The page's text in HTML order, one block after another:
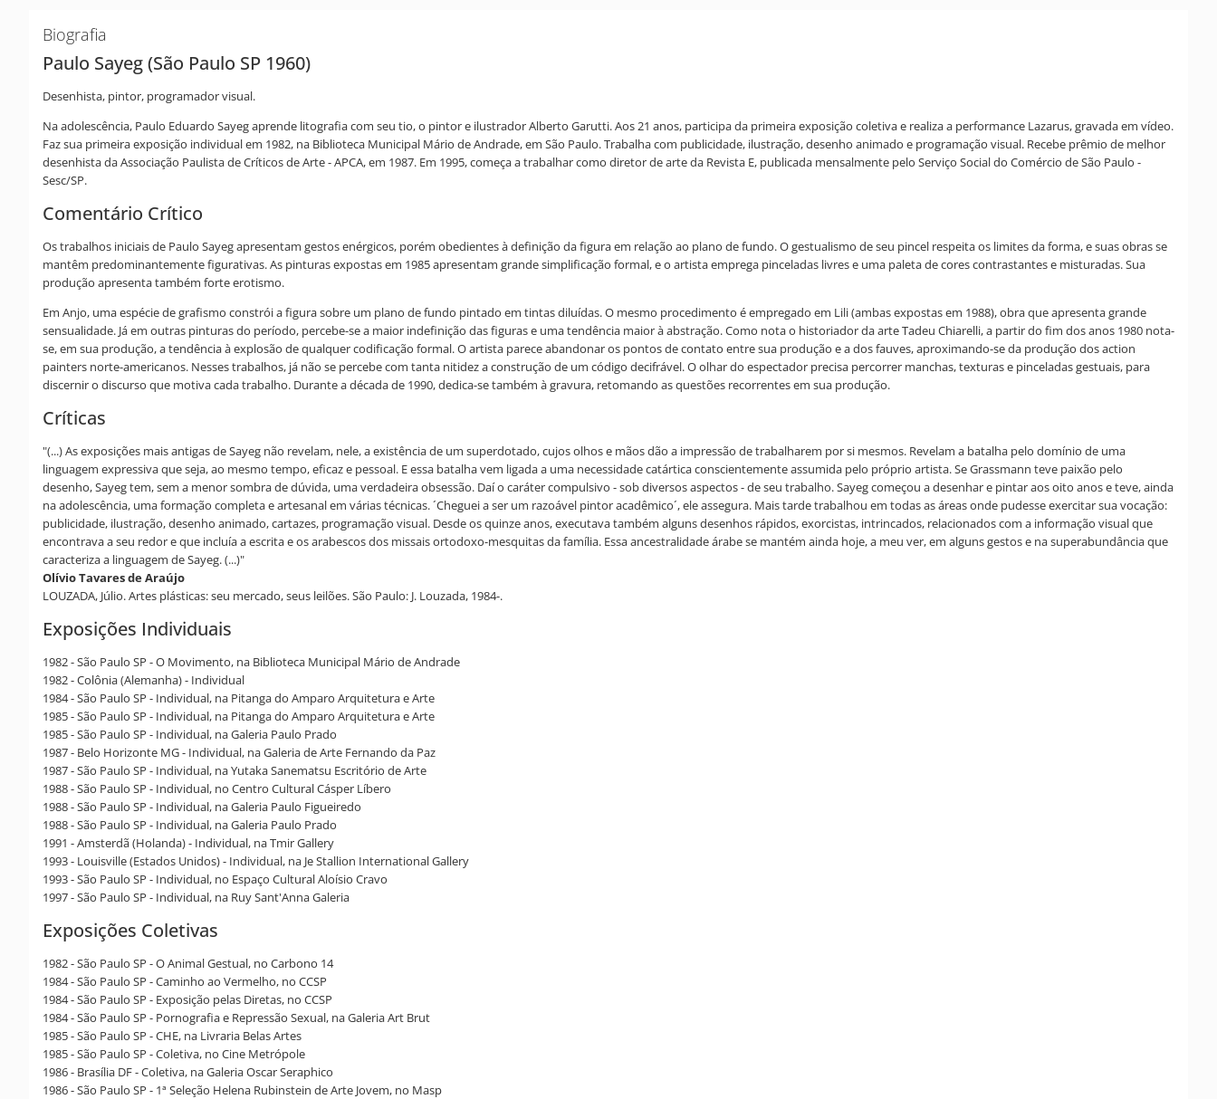
Biografia
Paulo Sayeg (São Paulo SP 1960)
Desenhista, pintor, programador visual.
Na adolescência, Paulo Eduardo Sayeg aprende litografia com seu tio, o pintor e ilustrador Alberto Garutti. Aos 21 anos, participa da primeira exposição coletiva e realiza a performance Lazarus, gravada em vídeo.
Faz sua primeira exposição individual em 1982, na Biblioteca Municipal Mário de Andrade, em São Paulo. Trabalha com publicidade, ilustração, desenho animado e programação visual. Recebe prêmio de melhor
desenhista da Associação Paulista de Críticos de Arte - APCA, em 1987. Em 1995, começa a trabalhar como diretor de arte da Revista E, publicada mensalmente pelo Serviço Social do Comércio de São Paulo -
Sesc/SP.
Comentário Crítico
Os trabalhos iniciais de Paulo Sayeg apresentam gestos enérgicos, porém obedientes à definição da figura em relação ao plano de fundo. O gestualismo de seu pincel respeita os limites da forma, e suas obras se
mantêm predominantemente figurativas. As pinturas expostas em 1985 apresentam grande simplificação formal, e o artista emprega pinceladas livres e uma paleta de cores contrastantes e misturadas. Sua
produção apresenta também forte erotismo.
Em Anjo, uma espécie de grafismo constrói a figura sobre um plano de fundo pintado em tintas diluídas. O mesmo procedimento é empregado em Lili (ambas expostas em 1988), obra que apresenta grande
sensualidade. Já em outras pinturas do período, percebe-se a maior indefinição das figuras e uma tendência maior à abstração. Como nota o historiador da arte Tadeu Chiarelli, a partir do fim dos anos 1980 nota-
se, em sua produção, a tendência à explosão de qualquer codificação formal. O artista parece abandonar os pontos de contato entre sua produção e a dos fauves, aproximando-se da produção dos action
painters norte-americanos. Nesses trabalhos, já não se percebe com tanta nitidez a construção de um código decifrável. O olhar do espectador precisa percorrer manchas, texturas e pinceladas gestuais, para
discernir o discurso que motiva cada trabalho. Durante a década de 1990, dedica-se também à gravura, retomando as questões recorrentes em sua produção.
Críticas
"(...) As exposições mais antigas de Sayeg não revelam, nele, a existência de um superdotado, cujos olhos e mãos dão a impressão de trabalharem por si mesmos. Revelam a batalha pelo domínio de uma
linguagem expressiva que seja, ao mesmo tempo, eficaz e pessoal. E essa batalha vem ligada a uma necessidade catártica conscientemente assumida pelo próprio artista. Se Grassmann teve paixão pelo
desenho, Sayeg tem, sem a menor sombra de dúvida, uma verdadeira obsessão. Daí o caráter compulsivo - sob diversos aspectos - de seu trabalho. Sayeg começou a desenhar e pintar aos oito anos e teve, ainda
na adolescência, uma formação completa e artesanal em várias técnicas. ´Cheguei a ser um razoável pintor acadêmico´, ele assegura. Mais tarde trabalhou em todas as áreas onde pudesse exercitar sua vocação:
publicidade, ilustração, desenho animado, cartazes, programação visual. Desde os quinze anos, executava também alguns desenhos rápidos, exorcistas, intrincados, relacionados com a informação visual que
encontrava a seu redor e que incluía a escrita e os arabescos dos missais ortodoxo-mesquitas da família. Essa ancestralidade árabe se mantém ainda hoje, a meu ver, em alguns gestos e na superabundância que
caracteriza a linguagem de Sayeg. (...)"
Olívio Tavares de Araújo
LOUZADA, Júlio. Artes plásticas: seu mercado, seus leilões. São Paulo: J. Louzada, 1984-.
Exposições Individuais
1982 - São Paulo SP - O Movimento, na Biblioteca Municipal Mário de Andrade
1982 - Colônia (Alemanha) - Individual
1984 - São Paulo SP - Individual, na Pitanga do Amparo Arquitetura e Arte
1985 - São Paulo SP - Individual, na Pitanga do Amparo Arquitetura e Arte
1985 - São Paulo SP - Individual, na Galeria Paulo Prado
1987 - Belo Horizonte MG - Individual, na Galeria de Arte Fernando da Paz
1987 - São Paulo SP - Individual, na Yutaka Sanematsu Escritório de Arte
1988 - São Paulo SP - Individual, no Centro Cultural Cásper Líbero
1988 - São Paulo SP - Individual, na Galeria Paulo Figueiredo
1988 - São Paulo SP - Individual, na Galeria Paulo Prado
1991 - Amsterdã (Holanda) - Individual, na Tmir Gallery
1993 - Louisville (Estados Unidos) - Individual, na Je Stallion International Gallery
1993 - São Paulo SP - Individual, no Espaço Cultural Aloísio Cravo
1997 - São Paulo SP - Individual, na Ruy Sant'Anna Galeria
Exposições Coletivas
1982 - São Paulo SP - O Animal Gestual, no Carbono 14
1984 - São Paulo SP - Caminho ao Vermelho, no CCSP
1984 - São Paulo SP - Exposição pelas Diretas, no CCSP
1984 - São Paulo SP - Pornografia e Repressão Sexual, na Galeria Art Brut
1985 - São Paulo SP - CHE, na Livraria Belas Artes
1985 - São Paulo SP - Coletiva, no Cine Metrópole
1986 - Brasília DF - Coletiva, na Galeria Oscar Seraphico
1986 - São Paulo SP - 1ª Seleção Helena Rubinstein de Arte Jovem, no Masp